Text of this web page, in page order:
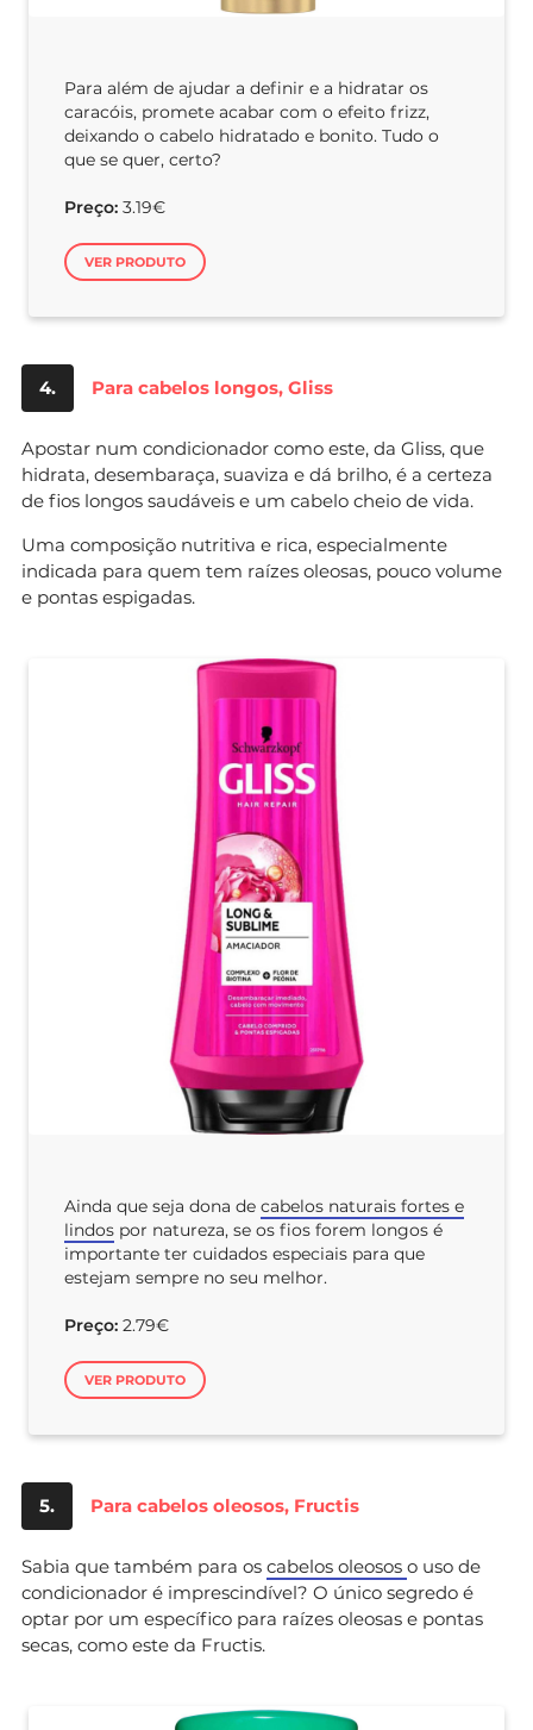
Para além de ajudar a definir e a hidratar os
caracóis, promete acabar com o efeito frizz,
deixando o cabelo hidratado e bonito. Tudo o
que se quer, certo?
Preço: 3.19€
VER PRODUTO
4. Para cabelos longos, Gliss
Apostar num condicionador como este, da Gliss, que
hidrata, desembaraça, suaviza e dá brilho, é a certeza
de fios longos saudáveis e um cabelo cheio de vida.
Uma composição nutritiva e rica, especialmente
indicada para quem tem raízes oleosas, pouco volume
e pontas espigadas.
Ainda que seja dona de cabelos naturais fortes e
lindos por natureza, se os fios forem longos é
importante ter cuidados especiais para que
estejam sempre no seu melhor.
Preço: 2.79€
VER PRODUTO
5. Para cabelos oleosos, Fructis
Sabia que também para os cabelos oleosos o uso de
condicionador é imprescindível? O único segredo é
optar por um específico para raízes oleosas e pontas
secas, como este da Fructis.